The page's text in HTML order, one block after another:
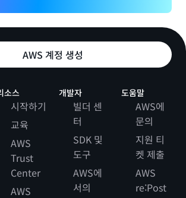
AWS 계정 생성
소스
시작하기
교육
AWS
Trust
Center
AWS
개발자
빌더 센
터
SDK 및
도구
AWS에
서의
도움말
AWS에
문의
지원 티
켓 제출
AWS
re:Post